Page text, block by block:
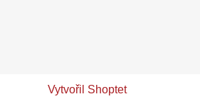
Vytvořil Shoptet